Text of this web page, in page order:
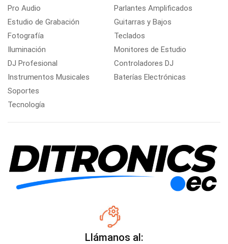
Pro Audio
Estudio de Grabación
Fotografía
Iluminación
DJ Profesional
Instrumentos Musicales
Soportes
Tecnología
Parlantes Amplificados
Guitarras y Bajos
Teclados
Monitores de Estudio
Controladores DJ
Baterías Electrónicas
Llámanos al: